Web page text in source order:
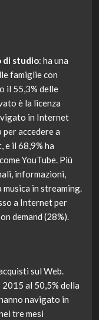
di studio: ha una
famiglie con
il 55,3% delle
è la licenza
in Internet
accedere a
e il 68,9% ha
YouTube. Più
informazioni,
in streaming.
a Internet per
demand (28%).
sul Web.
2015 al 50,5% della
navigato in
tre mesi